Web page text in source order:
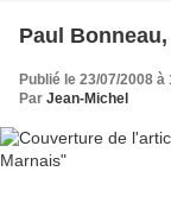
Paul
Publié le 23/07/2008 à
Par Jean-Michel